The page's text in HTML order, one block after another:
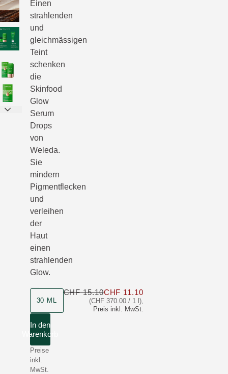
Einen
strahlenden
und
gleichmässigen
Teint
schenken
die
Skinfood
Glow
Serum
Drops
von
Weleda.
Sie
mindern
Pigmentflecken
und
verleihen
der
Haut
einen
strahlenden
Glow.
Produktgrösse
30 ML (CHF 370.00 / 1 l),
Preis inkl. MwSt.
CHF 15.10CHF 11.10Nur CHF 11.10 statt
In den
Warenkorb
Preise
inkl.
MwSt.